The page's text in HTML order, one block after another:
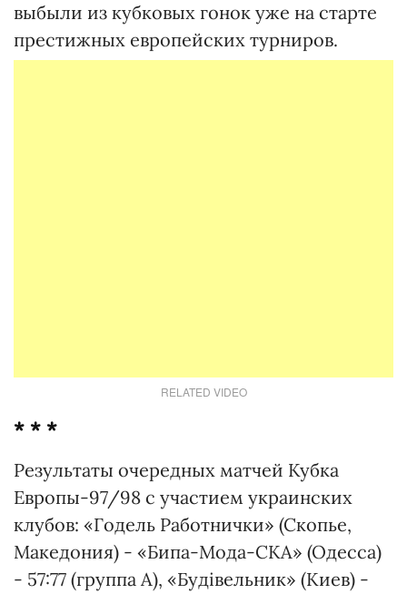
выбыли из кубковых гонок уже на старте
престижных европейских турниров.
RELATED VIDEO
* * *
Результаты очередных матчей Кубка
Европы-97/98 с участием украинских
клубов: «Годель Работнички» (Скопье,
Македония) - «Бипа-Мода-СКА» (Одесса)
- 57:77 (группа А), «Будівельник» (Киев) -